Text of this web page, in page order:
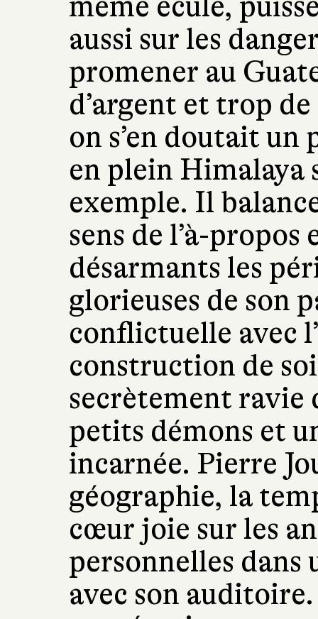
aussi sur les
promener au
d’argent et trop
on s’en doutait un
en plein Himalaya
exemple. Il
sens de l’à-
désarmants les
glorieuses de son
conflictuelle avec
construction de
secrètement ravie
petits démons et
incarnée. Pierre
géographie, la
cœur joie sur les
personnelles dans
avec son